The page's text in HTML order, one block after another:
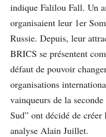
indique Falilou Fall. Un
organisaient leur 1er
Russie. Depuis, leur
BRICS se présentent
défaut de pouvoir
organisations
vainqueurs de la
Sud” ont décidé de
analyse Alain Juillet.